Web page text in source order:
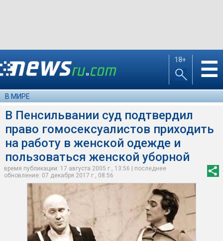
18+ ☰
В МИРЕ
В Пенсильвании суд подтвердил
право гомосексуалистов приходить
на работу в женской одежде и
пользоваться женской уборной
время публикации: 17 августа 2005 г., 13:56 | последнее
обновление: 07 декабря 2017 г., 08:56